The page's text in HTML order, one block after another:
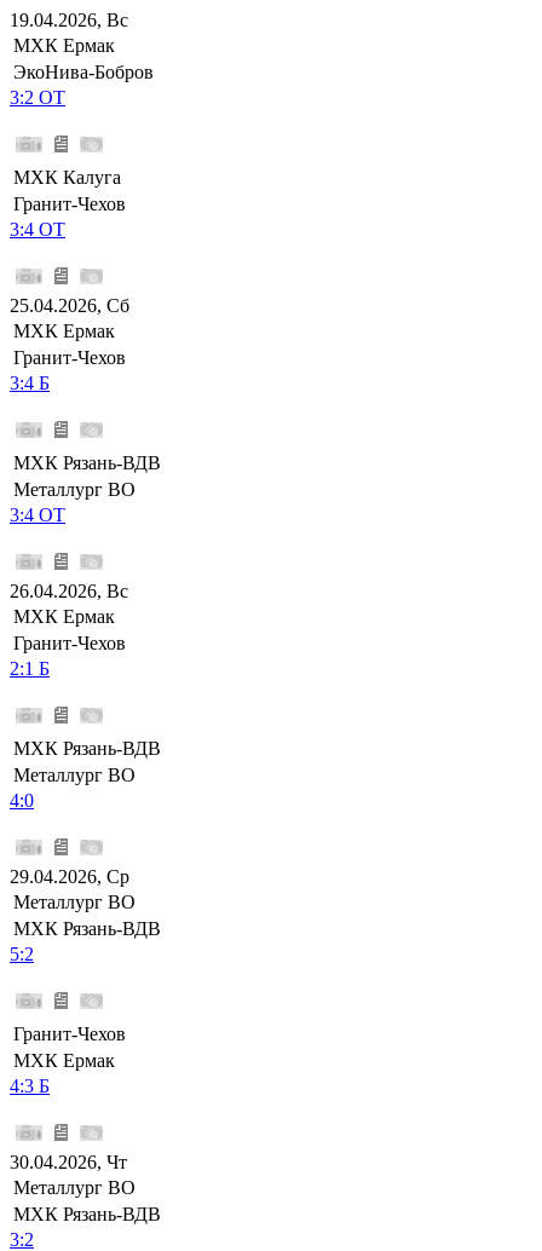
19.04.2026, Вс
МХК Ермак
ЭкоНива-Бобров
3:2 ОТ
МХК Калуга
Гранит-Чехов
3:4 ОТ
25.04.2026, Сб
МХК Ермак
Гранит-Чехов
3:4 Б
МХК Рязань-ВДВ
Металлург ВО
3:4 ОТ
26.04.2026, Вс
МХК Ермак
Гранит-Чехов
2:1 Б
МХК Рязань-ВДВ
Металлург ВО
4:0
29.04.2026, Ср
Металлург ВО
МХК Рязань-ВДВ
5:2
Гранит-Чехов
МХК Ермак
4:3 Б
30.04.2026, Чт
Металлург ВО
МХК Рязань-ВДВ
3:2